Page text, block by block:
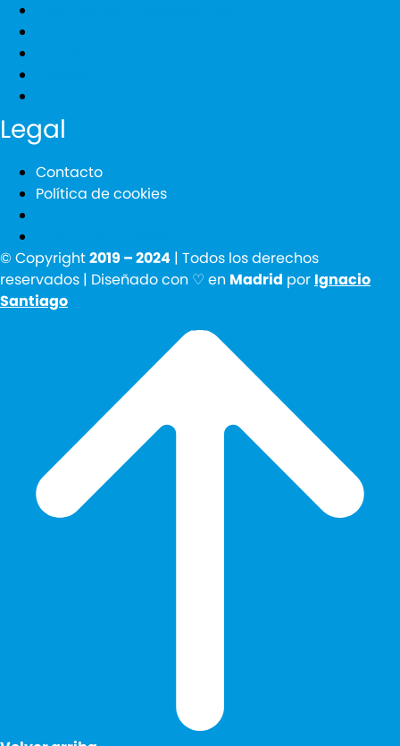
Legal
Contacto
Política de cookies
© Copyright2019 – 2024 | Todos los derechos
reservados | Diseñado con ♡ en Madrid por Ignacio
Santiago